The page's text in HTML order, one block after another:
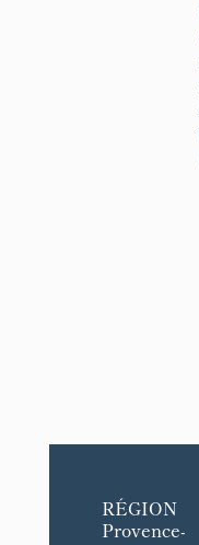
RÉGION
Provence-